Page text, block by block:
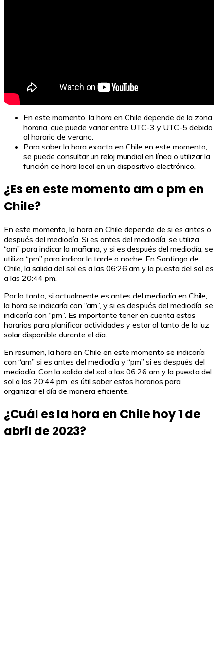
En este momento, la hora en Chile depende de la zona
horaria, que puede variar entre UTC-3 y UTC-5 debido
al horario de verano.
Para saber la hora exacta en Chile en este momento,
se puede consultar un reloj mundial en línea o utilizar la
función de hora local en un dispositivo electrónico.
¿Es en este momento am o pm en
Chile?
En este momento, la hora en Chile depende de si es antes o
después del mediodía. Si es antes del mediodía, se utiliza
“am” para indicar la mañana, y si es después del mediodía, se
utiliza “pm” para indicar la tarde o noche. En Santiago de
Chile, la salida del sol es a las 06:26 am y la puesta del sol es
a las 20:44 pm.
Por lo tanto, si actualmente es antes del mediodía en Chile,
la hora se indicaría con “am”, y si es después del mediodía, se
indicaría con “pm”. Es importante tener en cuenta estos
horarios para planificar actividades y estar al tanto de la luz
solar disponible durante el día.
En resumen, la hora en Chile en este momento se indicaría
con “am” si es antes del mediodía y “pm” si es después del
mediodía. Con la salida del sol a las 06:26 am y la puesta del
sol a las 20:44 pm, es útil saber estos horarios para
organizar el día de manera eficiente.
¿Cuál es la hora en Chile hoy 1 de
abril de 2023?